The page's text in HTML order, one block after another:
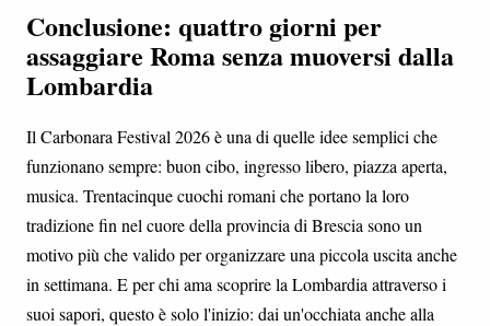
Conclusione: quattro giorni per
assaggiare Roma senza muoversi dalla
Lombardia
Il Carbonara Festival 2026 è una di quelle idee semplici che
funzionano sempre: buon cibo, ingresso libero, piazza aperta,
musica. Trentacinque cuochi romani che portano la loro
tradizione fin nel cuore della provincia di Brescia sono un
motivo più che valido per organizzare una piccola uscita anche
in settimana. E per chi ama scoprire la Lombardia attraverso i
suoi sapori, questo è solo l'inizio: dai un'occhiata anche alla